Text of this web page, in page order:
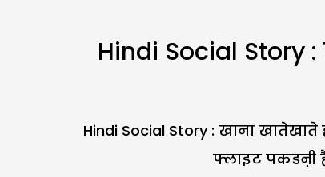
Hindi Social Story
Hindi Social Story : खाना
फ्लाइट पकडऩी